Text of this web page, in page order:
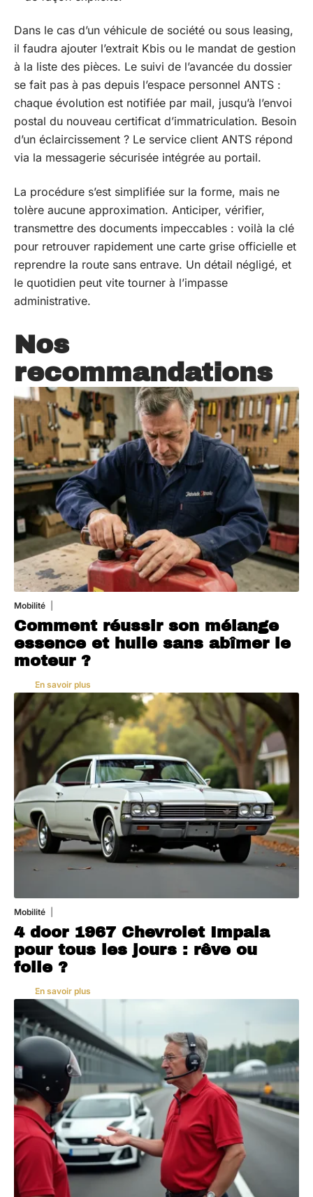
Dans le cas d’un véhicule de société ou sous leasing,
il faudra ajouter l’extrait Kbis ou le mandat de gestion
à la liste des pièces. Le suivi de l’avancée du dossier
se fait pas à pas depuis l’espace personnel ANTS :
chaque évolution est notifiée par mail, jusqu’à l’envoi
postal du nouveau certificat d’immatriculation. Besoin
d’un éclaircissement ? Le service client ANTS répond
via la messagerie sécurisée intégrée au portail.
La procédure s’est simplifiée sur la forme, mais ne
tolère aucune approximation. Anticiper, vérifier,
transmettre des documents impeccables : voilà la clé
pour retrouver rapidement une carte grise officielle et
reprendre la route sans entrave. Un détail négligé, et
le quotidien peut vite tourner à l’impasse
administrative.
Nos
recommandations
Mobilité
Comment réussir son mélange
essence et huile sans abîmer le
moteur ?
En savoir plus
Mobilité
4 door 1967 Chevrolet Impala
pour tous les jours : rêve ou
folie ?
En savoir plus